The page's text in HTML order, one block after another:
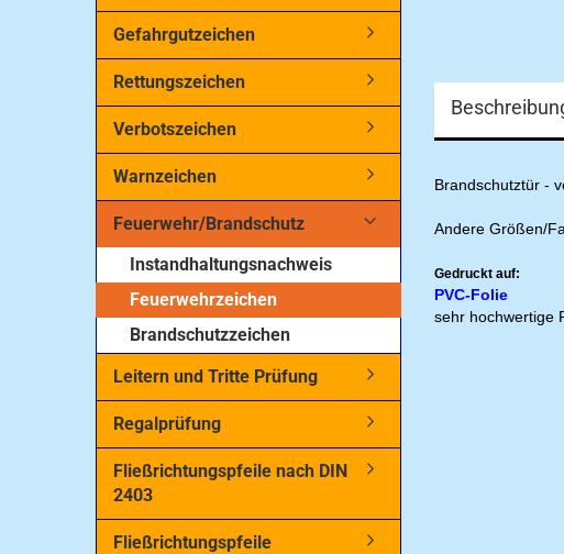
Brandschutztür -
Andere Größen/
Gedruckt auf:
PVC-Folie
sehr hochwertige
Gefahrgutzeichen
Rettungszeichen
Verbotszeichen
Warnzeichen
Feuerwehr/Brandschutz
Instandhaltungsnachweis
Feuerwehrzeichen
Brandschutzzeichen
Leitern und Tritte Prüfung
Regalprüfung
Fließrichtungspfeile nach DIN
2403
Fließrichtungspfeile